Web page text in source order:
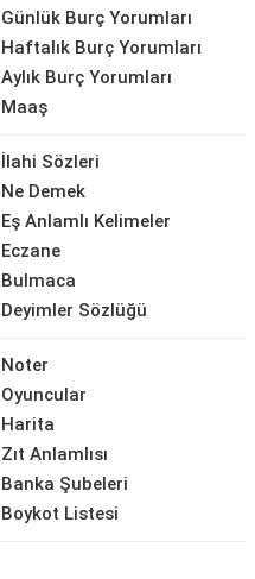
Günlük Burç Yorumları
Haftalık Burç Yorumları
Aylık Burç Yorumları
Maaş
İlahi Sözleri
Ne Demek
Eş Anlamlı Kelimeler
Eczane
Bulmaca
Deyimler Sözlüğü
Noter
Oyuncular
Harita
Zıt Anlamlısı
Banka Şubeleri
Boykot Listesi